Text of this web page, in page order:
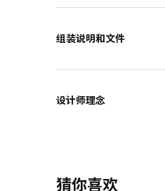
组装说明和文件
设计师理念
猜你喜欢